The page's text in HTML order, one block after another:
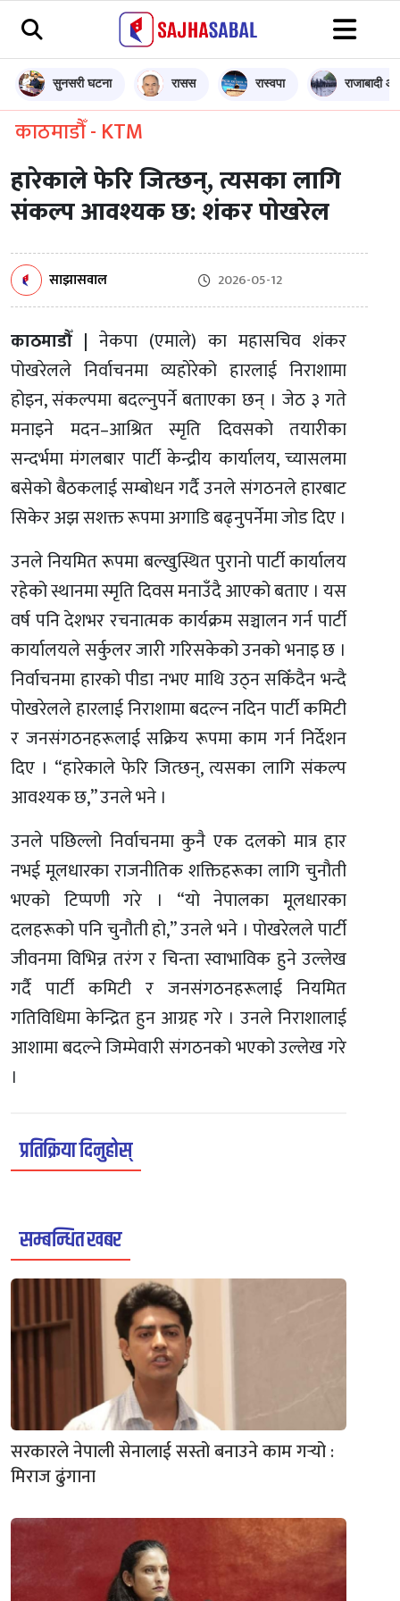
सुनसरी घटना रासस रास्वपा राजाबादी
काठमाडौँ - KTM
हारेकाले फेरि जित्छन्, त्यसका लागि
संकल्प आवश्यक छ: शंकर पोखरेल
साझासवाल 2026-05-12
काठमाडौँ | नेकपा (एमाले) का महासचिव शंकर
पोखरेलले निर्वाचनमा व्यहोरेको हारलाई निराशामा
होइन, संकल्पमा बदल्नुपर्ने बताएका छन् । जेठ ३ गते
मनाइने मदन–आश्रित स्मृति दिवसको तयारीका
सन्दर्भमा मंगलबार पार्टी केन्द्रीय कार्यालय, च्यासलमा
बसेको बैठकलाई सम्बोधन गर्दै उनले संगठनले हारबाट
सिकेर अझ सशक्त रूपमा अगाडि बढ्नुपर्नेमा जोड दिए ।
उनले नियमित रूपमा बल्खुस्थित पुरानो पार्टी कार्यालय
रहेको स्थानमा स्मृति दिवस मनाउँदै आएको बताए । यस
वर्ष पनि देशभर रचनात्मक कार्यक्रम सञ्चालन गर्न पार्टी
कार्यालयले सर्कुलर जारी गरिसकेको उनको भनाइ छ ।
निर्वाचनमा हारको पीडा नभए माथि उठ्न सकिँदैन भन्दै
पोखरेलले हारलाई निराशामा बदल्न नदिन पार्टी कमिटी
र जनसंगठनहरूलाई सक्रिय रूपमा काम गर्न निर्देशन
दिए । “हारेकाले फेरि जित्छन्, त्यसका लागि संकल्प
आवश्यक छ,” उनले भने ।
उनले पछिल्लो निर्वाचनमा कुनै एक दलको मात्र हार
नभई मूलधारका राजनीतिक शक्तिहरूका लागि चुनौती
भएको टिप्पणी गरे । “यो नेपालका मूलधारका
दलहरूको पनि चुनौती हो,” उनले भने । पोखरेलले पार्टी
जीवनमा विभिन्न तरंग र चिन्ता स्वाभाविक हुने उल्लेख
गर्दै पार्टी कमिटी र जनसंगठनहरूलाई नियमित
गतिविधिमा केन्द्रित हुन आग्रह गरे । उनले निराशालाई
आशामा बदल्ने जिम्मेवारी संगठनको भएको उल्लेख गरे
।
प्रतिक्रिया दिनुहोस्
सम्बन्धित खबर
सरकारले नेपाली सेनालाई सस्तो बनाउने काम गर्‍यो :
मिराज ढुंगाना